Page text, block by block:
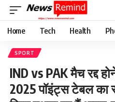
Home Tech Health
SPORT
IND vs PAK मैच रद्द
2025 पॉइंट्स टेबल का